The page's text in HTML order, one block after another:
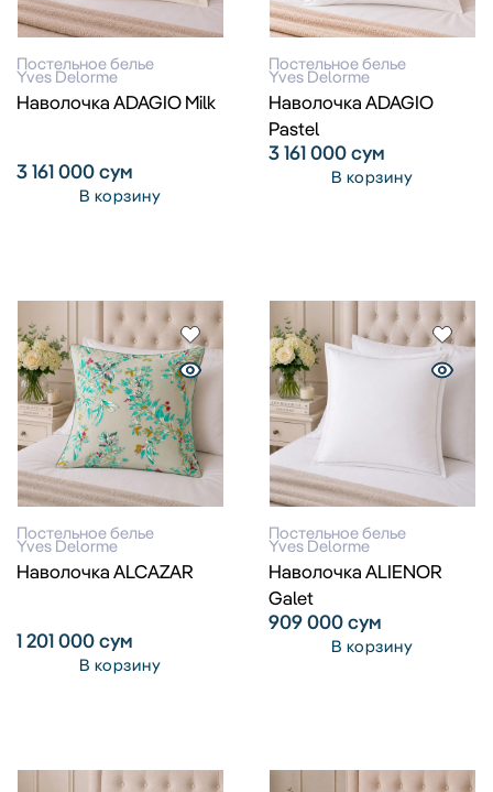
Постельное белье
Yves Delorme
Наволочка ADAGIO Milk
3 161 000сум
В корзину
Постельное белье
Yves Delorme
Наволочка ADAGIO
Pastel
3 161 000сум
В корзину
Постельное белье
Yves Delorme
Наволочка ALCAZAR
1 201 000сум
В корзину
Постельное белье
Yves Delorme
Наволочка ALIENOR
Galet
909 000сум
В корзину